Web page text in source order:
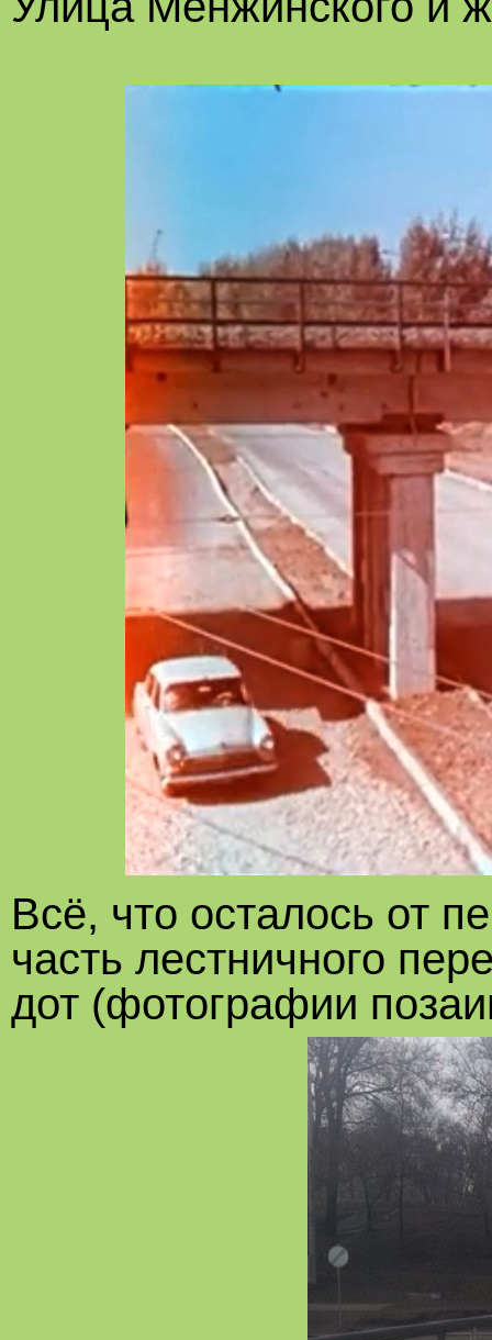
Всё, что осталось от
часть лестничного
дот (фотографии